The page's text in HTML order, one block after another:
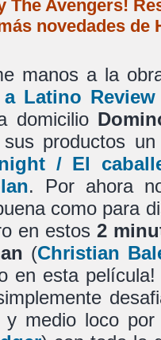
The Avengers!
novedades de
manos a la
Latino Review
domicilio
productos
/ El
. Por ahora
como para
en estos2
(Christian
en esta
y medio loco